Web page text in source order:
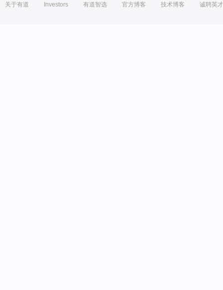
关于有道 Investors 有道智选 官方博客 技术博客 诚聘英才